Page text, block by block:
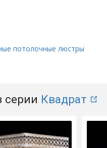
потолочные люстры
серии Квадрат